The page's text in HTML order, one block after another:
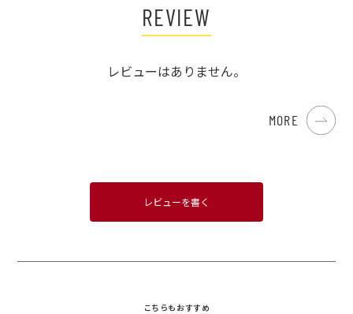
REVIEW
レビューはありません。
MORE
レビューを書く
こちらもおすすめ